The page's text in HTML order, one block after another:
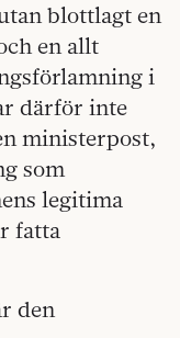
blottlagt en
en allt
i
därför inte
ministerpost,
som
legitima
fatta
den